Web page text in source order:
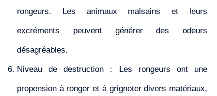
rongeurs. Les animaux malsains et leurs
excréments peuvent générer des odeurs
désagréables.
Niveau de destruction : Les rongeurs ont une
propension à ronger et à grignoter divers matériaux,